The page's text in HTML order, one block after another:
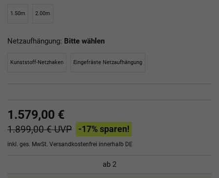
1.50m 2.00m
Netzaufhängung: Bitte wählen
Kunststoff-Netzhaken Eingefräste Netzaufhängung
1.579,00 €
1.899,00 €UVP -17% sparen!
inkl. ges. MwSt. Versandkostenfrei innerhalb DE
ab 2